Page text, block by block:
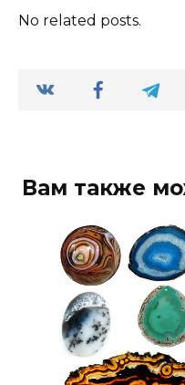
No related posts.
Вам также